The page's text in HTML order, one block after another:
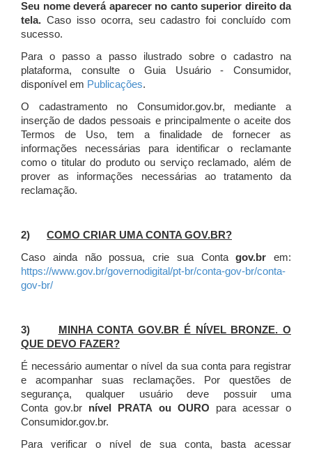
Seu nome deverá aparecer no canto superior direito da
tela. Caso isso ocorra, seu cadastro foi concluído com
sucesso.
Para o passo a passo ilustrado sobre o cadastro na
plataforma, consulte o Guia Usuário - Consumidor,
disponível em Publicações.
O cadastramento no Consumidor.gov.br, mediante a
inserção de dados pessoais e principalmente o aceite dos
Termos de Uso, tem a finalidade de fornecer as
informações necessárias para identificar o reclamante
como o titular do produto ou serviço reclamado, além de
prover as informações necessárias ao tratamento da
reclamação.
2) COMO CRIAR UMA CONTA GOV.BR?
Caso ainda não possua, crie sua Contagov.br em:
https://www.gov.br/governodigital/pt-br/conta-gov-br/conta-
gov-br/
3)
MINHA CONTA GOV.BR É NÍVEL BRONZE. O
QUE DEVO FAZER?
É necessário aumentar o nível da sua conta para registrar
e acompanhar suas reclamações. Por questões de
segurança, qualquer usuário deve possuir uma
Conta gov.br nível PRATA ou OURO para acessar o
Consumidor.gov.br.
Para verificar o nível de sua conta, basta acessar